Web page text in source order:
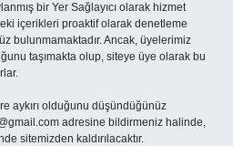
bir Yer Sağlayıcı olarak hizmet
içerikleri proaktif olarak denetleme
bulunmamaktadır. Ancak, üyelerimiz
taşımakta olup, siteye üye olarak bu
aykırı olduğunu düşündüğünüz
adresine bildirmeniz halinde,
sitemizden kaldırılacaktır.